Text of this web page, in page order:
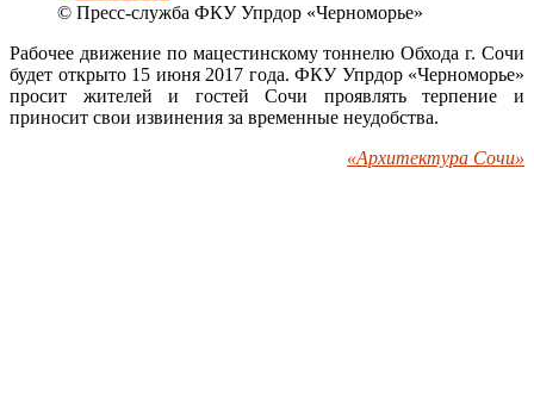
© Пресс-служба ФКУ Упрдор «Черноморье»
Рабочее движение по мацестинскому тоннелю Обхода г. Сочи
будет открыто 15 июня 2017 года. ФКУ Упрдор «Черноморье»
просит жителей и гостей Сочи проявлять терпение и
приносит свои извинения за временные неудобства.
«Архитектура Сочи»